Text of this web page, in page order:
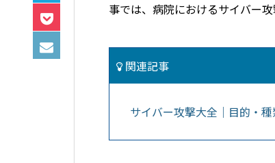
事では、病院におけるサイバー
関連記事
サイバー攻撃大全｜目的・